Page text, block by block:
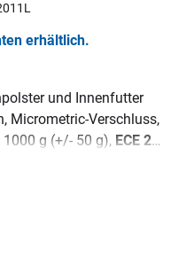
erhältlich.
und Innenfutter
Micrometric-Verschluss,
1000 g (+/- 50 g), ECE 22-